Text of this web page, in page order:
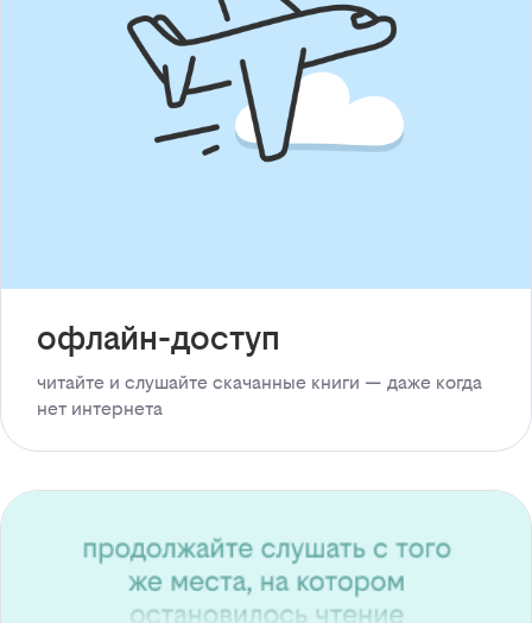
офлайн-доступ
читайте и слушайте скачанные книги — даже когда
нет интернета